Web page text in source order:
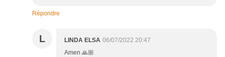
Répondre
L LINDA ELSA 06/07/2022 20:47
Amen 🙏🏼